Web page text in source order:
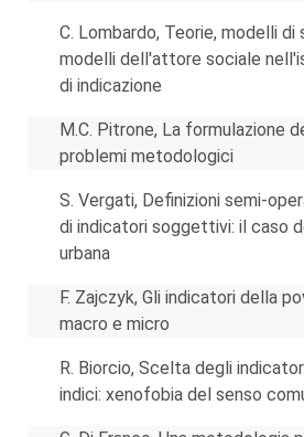
C. Lombardo, Teorie, modelli di
modelli dell'attore sociale
di indicazione
M.C. Pitrone, La formulazione
problemi metodologici
S. Vergati, Definizioni semi-
di indicatori soggettivi: il caso
urbana
F. Zajczyk, Gli indicatori della
macro e micro
R. Biorcio, Scelta degli
indici: xenofobia del senso